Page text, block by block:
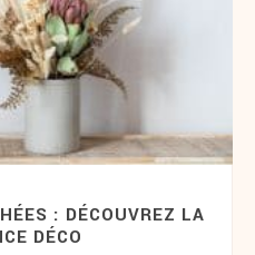
: DÉCOUVREZ LA
DÉCO